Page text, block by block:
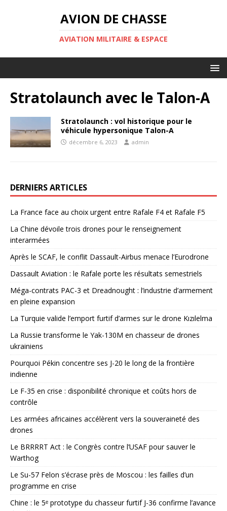
AVION DE CHASSE
AVIATION MILITAIRE & ESPACE
Stratolaunch avec le Talon-A
Stratolaunch : vol historique pour le
véhicule hypersonique Talon-A
décembre 6, 2023 admin
DERNIERS ARTICLES
La France face au choix urgent entre Rafale F4 et Rafale F5
La Chine dévoile trois drones pour le renseignement
interarmées
Après le SCAF, le conflit Dassault-Airbus menace l’Eurodrone
Dassault Aviation : le Rafale porte les résultats semestriels
Méga-contrats PAC-3 et Dreadnought : l’industrie d’armement
en pleine expansion
La Turquie valide l’emport furtif d’armes sur le drone Kızılelma
La Russie transforme le Yak-130M en chasseur de drones
ukrainiens
Pourquoi Pékin concentre ses J-20 le long de la frontière
indienne
Le F-35 en crise : disponibilité chronique et coûts hors de
contrôle
Les armées africaines accélèrent vers la souveraineté des
drones
Le BRRRRT Act : le Congrès contre l’USAF pour sauver le
Warthog
Le Su-57 Felon s’écrase près de Moscou : les failles d’un
programme en crise
Chine : le 5ᵉ prototype du chasseur furtif J-36 confirme l’avance